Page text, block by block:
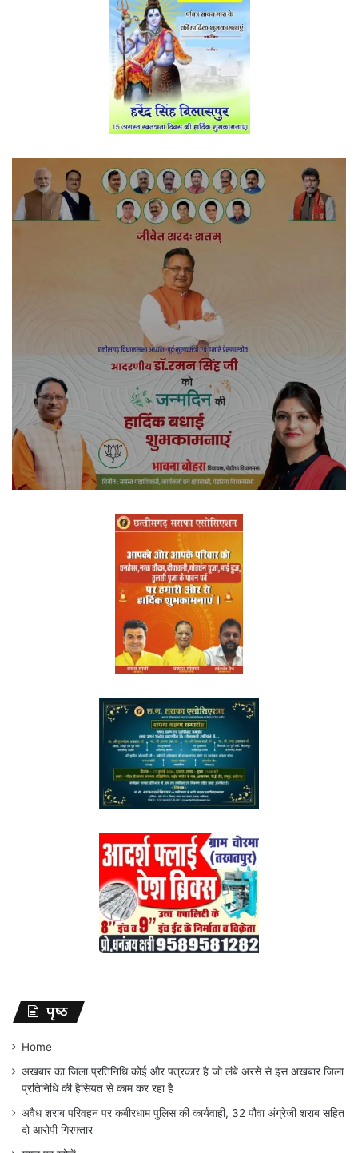
पृष्ठ
Home
अखबार का जिला प्रतिनिधि कोई और पत्रकार है जो लंबे अरसे से इस अखबार जिला
प्रतिनिधि की हैसियत से काम कर रहा है
अवैध शराब परिवहन पर कबीरधाम पुलिस की कार्यवाही, 32 पौवा अंग्रेजी शराब सहित
दो आरोपी गिरफ्तार